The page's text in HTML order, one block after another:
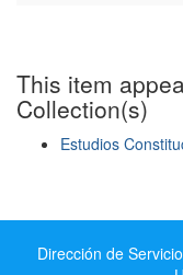
This item
Collection(s)
Estudios
Dirección de